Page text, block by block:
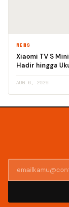
NEWS
Xiaomi TV S
Hadir hingga
AUG 6, 2026